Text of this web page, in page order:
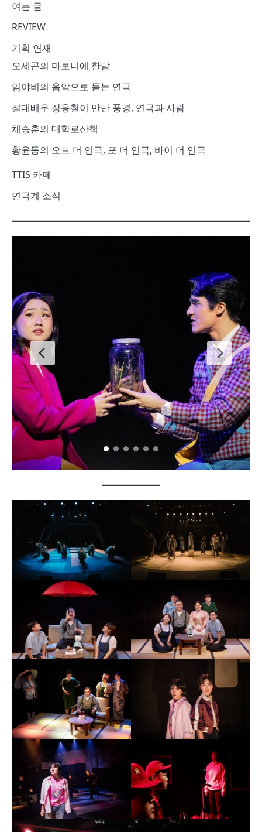
여는 글
REVIEW
기획 연재
오세곤의 마로니에 한담
임야비의 음악으로 듣는 연극
절대배우 장용철이 만난 풍경, 연극과 사람
채승훈의 대학로산책
황윤동의 오브 더 연극, 포 더 연극, 바이 더 연극
TTIS 카페
연극계 소식